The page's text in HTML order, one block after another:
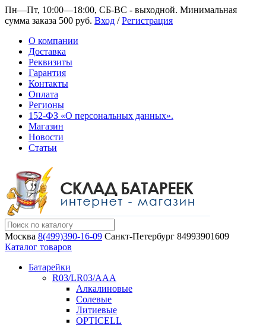
Пн—Пт, 10:00—18:00, СБ-ВС - выходной. Минимальная
сумма заказа 500 руб. Вход /Регистрация
О компании
Доставка
Реквизиты
Гарантия
Контакты
Оплата
Регионы
152-ФЗ «О персональных данных».
Магазин
Новости
Статьи
Москва 8(499)390-16-09 Санкт-Петербург 84993901609
Каталог товаров
Батарейки
R03/LR03/AAA
Алкалиновые
Солевые
Литиевые
OPTICELL